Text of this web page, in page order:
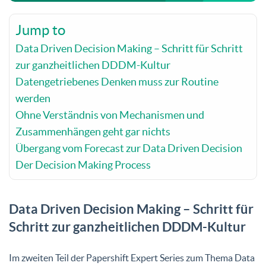
Jump to
Data Driven Decision Making – Schritt für Schritt
zur ganzheitlichen DDDM-Kultur
Datengetriebenes Denken muss zur Routine
werden
Ohne Verständnis von Mechanismen und
Zusammenhängen geht gar nichts
Übergang vom Forecast zur Data Driven Decision
Der Decision Making Process
Data Driven Decision Making – Schritt für
Schritt zur ganzheitlichen DDDM-Kultur
Im zweiten Teil der Papershift Expert Series zum Thema Data